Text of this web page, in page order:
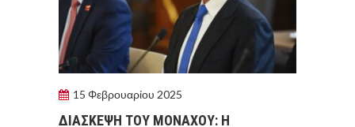
15 Φεβρουαρίου 2025
ΔΙΑΣΚΕΨΗ ΤΟΥ ΜΟΝΑΧΟΥ: Η